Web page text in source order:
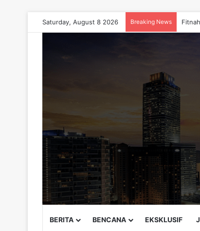
Saturday, August 8 2026 Breaking News
BERITA BENCANA EKSKLUSIF